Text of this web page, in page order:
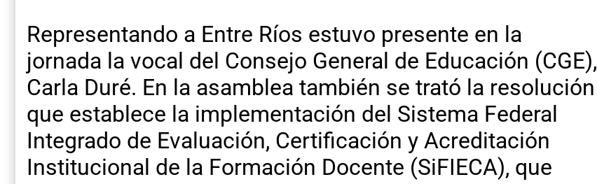
Representando a Entre Ríos estuvo presente en la
jornada la vocal del Consejo General de Educación (CGE),
Carla Duré. En la asamblea también se trató la resolución
que establece la implementación del Sistema Federal
Integrado de Evaluación, Certificación y Acreditación
Institucional de la Formación Docente (SiFIECA), que